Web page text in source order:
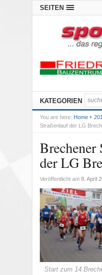
SEITEN
KATEGORIEN
You are here: Home
Straßenlauf der LG
Brechener
der LG
Veröffentlicht am 8. April
Start zum